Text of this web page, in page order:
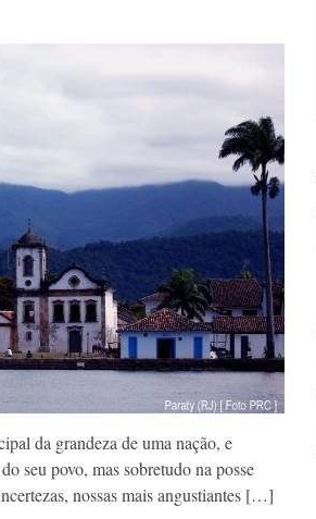
da grandeza de uma nação, e
seu povo, mas sobretudo na posse
nossas mais angustiantes […]